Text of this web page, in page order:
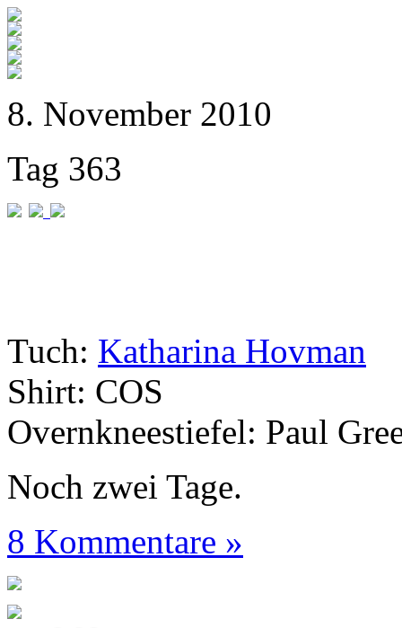
8. November 2010
Tag 363
Tuch: Katharina Hovman
Shirt: COS
Overnkneestiefel: Paul
Noch zwei Tage.
8 Kommentare »